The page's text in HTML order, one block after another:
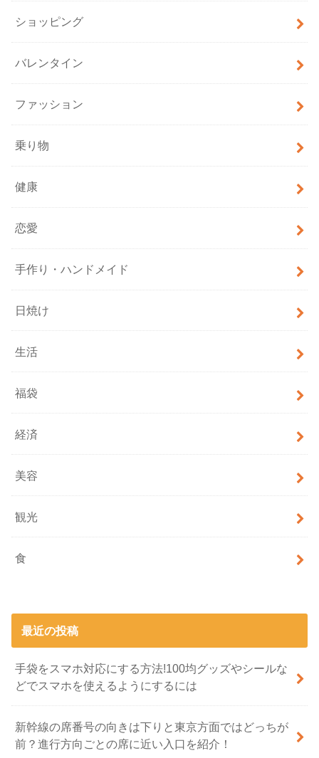
ショッピング
バレンタイン
ファッション
乗り物
健康
恋愛
手作り・ハンドメイド
日焼け
生活
福袋
経済
美容
観光
食
最近の投稿
手袋をスマホ対応にする方法!100均グッズやシールな
どでスマホを使えるようにするには
新幹線の席番号の向きは下りと東京方面ではどっちが
前？進行方向ごとの席に近い入口を紹介！